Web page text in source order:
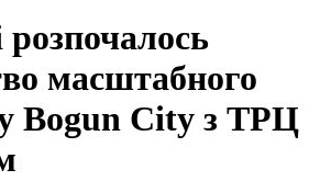
масштабного
Bogun City з ТРЦ